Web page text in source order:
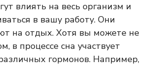
влиять на весь организм и
в вашу работу. Они
на отдых. Хотя вы можете не
в процессе сна участвует
гормонов. Например,